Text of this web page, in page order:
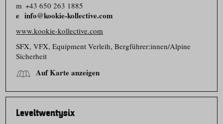
m +43 650 263 1885
info@kookie-kollective.com
www.kookie-kollective.com
SFX, VFX, Equipment Verleih, Bergführer:innen/​Alpine
Sicherheit
Auf Karte anzeigen
Leveltwentysix